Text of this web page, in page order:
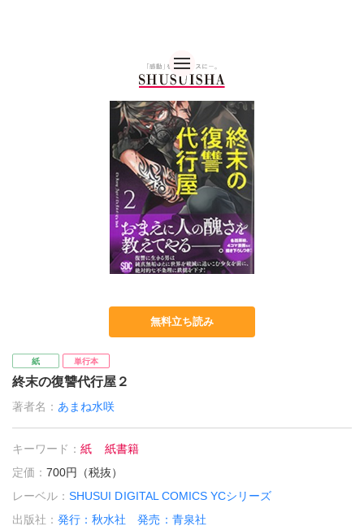
無料立ち読み
紙 単行本
終末の復讐代行屋２
著者名： あまね水咲
キーワード：紙
紙書籍
定価：700円（税抜）
レーベル：SHUSUI DIGITAL COMICS YCシリーズ
出版社：発行：秋水社 発売：青泉社